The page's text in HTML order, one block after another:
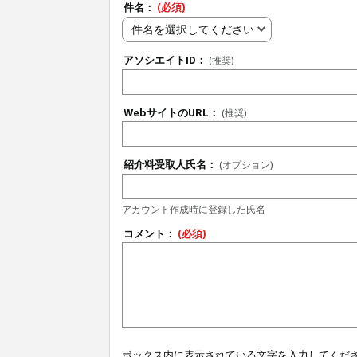
件名： (必須)
件名を選択してください
アソシエイトID： (推奨)
WebサイトのURL： (推奨)
紹介料受取人氏名： (オプション)
アカウント作成時に登録した氏名
コメント： (必須)